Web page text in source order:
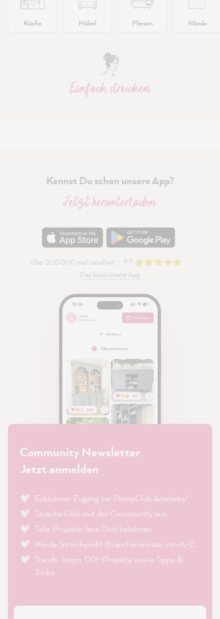
Einfach streichen
Küche Möbel Fliesen Wände
Kennst Du schon unsere App?
Jetzt herunterladen
Über 200.000 mal installiert
4.9
Das kann unsere App
Community Newsletter
Jetzt anmelden
Exklusiver Zugang zur PompClub Academy!
Tausche Dich mit der Community aus.
Teile Projekte, lass Dich belohnen.
Werde Streichprofi! Branchenwissen von A-Z.
Trends, Inspo, DIY-Projekte sowie Tipps &
Tricks.